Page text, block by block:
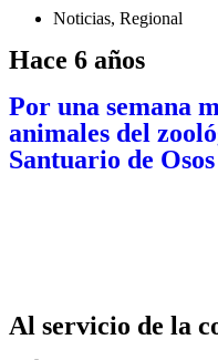
Noticias, Regional
Hace 6 años
Por una semana
animales del
Santuario de
Al servicio de la